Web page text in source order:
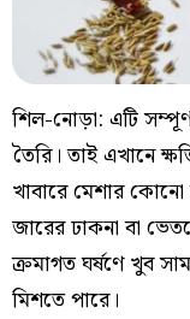
শিল-নোড়া: এটি
তৈরি। তাই এখানে
খাবারে মেশার কোনো
জারের ঢাকনা বা
ক্রমাগত ঘর্ষণে খুব
মিশতে পারে।